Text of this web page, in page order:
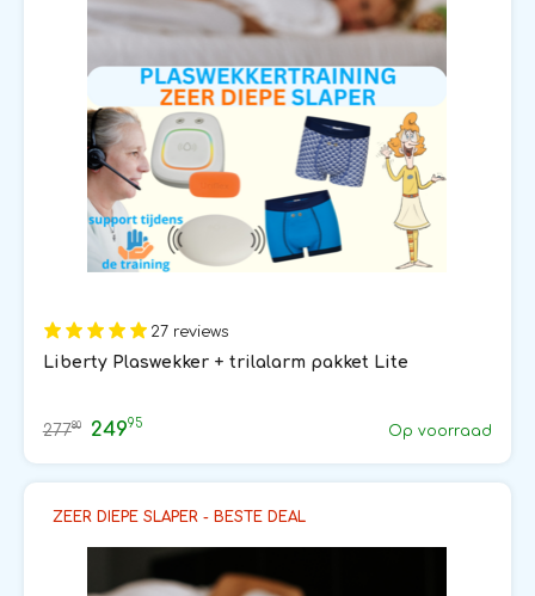
27 reviews
Liberty Plaswekker + trilalarm pakket Lite
27780 24995 Op voorraad
ZEER DIEPE SLAPER - BESTE DEAL